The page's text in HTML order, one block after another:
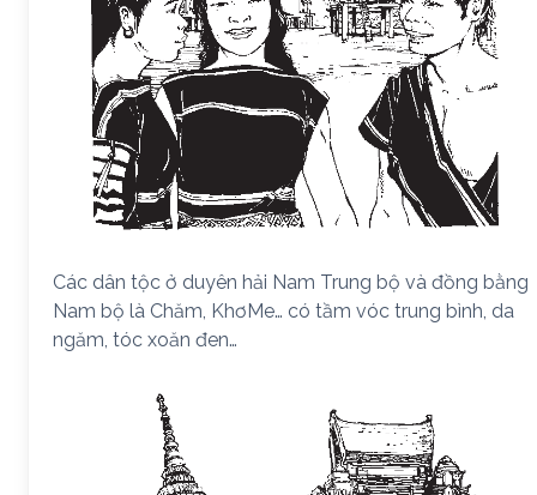
Các dân tộc ở duyên hải Nam Trung bộ và đồng bằng
Nam bộ là Chăm, KhơMe… có tầm vóc trung bình, da
ngăm, tóc xoăn đen…